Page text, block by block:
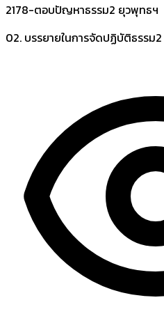
2178-ตอบปัญหาธรรม2 ยุวพุทธฯ
02. บรรยายในการจัดปฏิบัติธรรม2